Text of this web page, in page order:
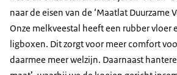
naar de eisen van de ‘Maatlat Duurzame
Onze melkveestal heeft een rubber vloer
ligboxen. Dit zorgt voor meer comfort
daarmee meer welzijn. Daarnaast